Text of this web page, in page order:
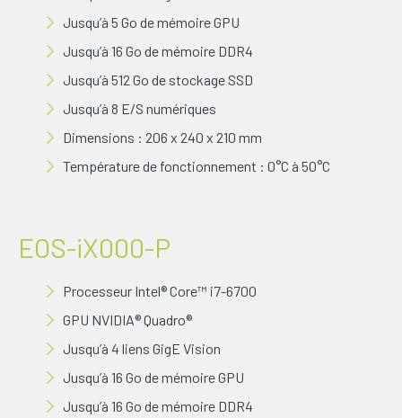
Jusqu’à 5 Go de mémoire GPU
Jusqu’à 16 Go de mémoire DDR4
Jusqu’à 512 Go de stockage SSD
Jusqu’à 8 E/S numériques
Dimensions : 206 x 240 x 210 mm
Température de fonctionnement : 0°C à 50°C
EOS-iX000-P
Processeur Intel® Core™ i7-6700
GPU NVIDIA® Quadro®
Jusqu’à 4 liens GigE Vision
Jusqu’à 16 Go de mémoire GPU
Jusqu’à 16 Go de mémoire DDR4